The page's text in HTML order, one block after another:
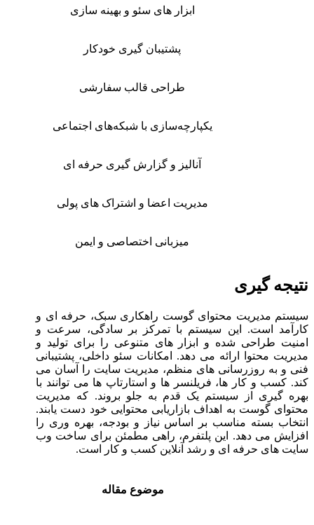
ابزار های سئو و بهینه ‌سازی
پشتیبان ‌گیری خودکار
طراحی قالب سفارشی
یکپارچه‌سازی با شبکه‌های اجتماعی
آنالیز و گزارش ‌گیری حرفه‌ ای
مدیریت اعضا و اشتراک ‌های پولی
میزبانی اختصاصی و ایمن
نتیجه گیری
سیستم مدیریت محتوای گوست راهکاری سبک، حرفه‌ ای و
کارآمد است. این سیستم با تمرکز بر سادگی، سرعت و
امنیت طراحی شده و ابزار های متنوعی را برای تولید و
مدیریت محتوا ارائه می‌ دهد. امکانات سئو داخلی، پشتیبانی
فنی و به‌ روزرسانی ‌های منظم، مدیریت سایت را آسان می‌
کند. کسب ‌و کار ها، فریلنسر ها و استارتاپ ‌ها می ‌توانند با
بهره‌ گیری از سیستم یک قدم به جلو بروند. که مدیریت
محتوای گوست به اهداف بازاریابی محتوایی خود دست یابند.
انتخاب بسته مناسب بر اساس نیاز و بودجه، بهره‌ وری را
افزایش می ‌دهد. این پلتفرم، راهی مطمئن برای ساخت وب
‌سایت‌ های حرفه ‌ای و رشد آنلاین کسب‌ و کار است.
موضوع مقاله